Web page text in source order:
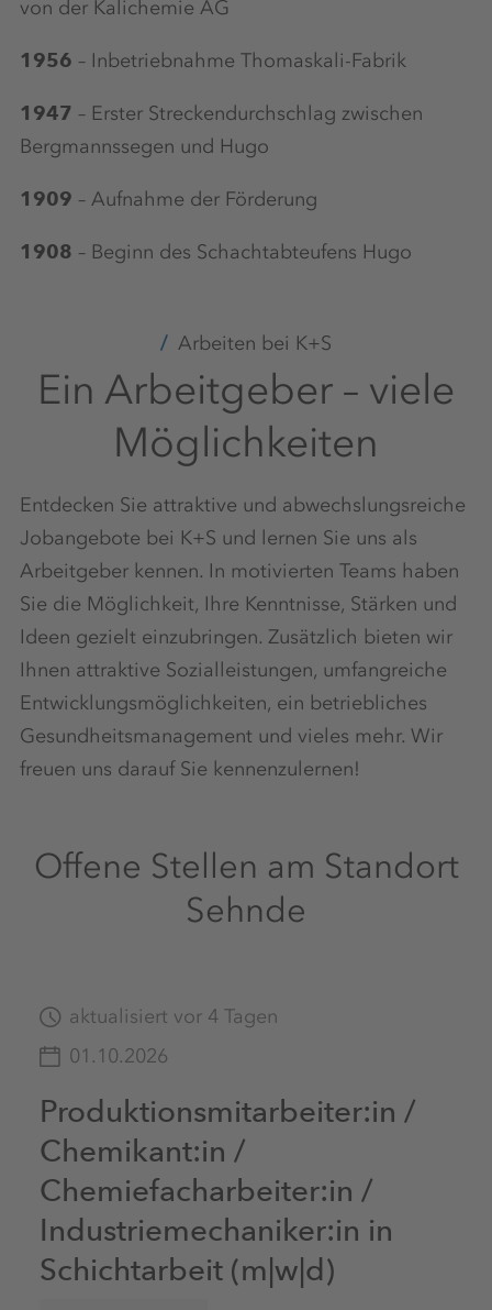
von der Kalichemie AG
1956 – Inbetriebnahme Thomaskali-Fabrik
1947 – Erster Streckendurchschlag zwischen
Bergmannssegen und Hugo
1909 – Aufnahme der Förderung
1908 – Beginn des Schachtabteufens Hugo
Arbeiten bei K+S
Ein Arbeitgeber – viele
Möglichkeiten
Entdecken Sie attraktive und abwechslungsreiche
Jobangebote bei K+S und lernen Sie uns als
Arbeitgeber kennen. In motivierten Teams haben
Sie die Möglichkeit, Ihre Kenntnisse, Stärken und
Ideen gezielt einzubringen. Zusätzlich bieten wir
Ihnen attraktive Sozialleistungen, umfangreiche
Entwicklungsmöglichkeiten, ein betriebliches
Gesundheitsmanagement und vieles mehr. Wir
freuen uns darauf Sie kennenzulernen!
Offene Stellen am Standort
Sehnde
aktualisiert vor 4 Tagen
01.10.2026
Produktionsmitarbeiter:in /
Chemikant:in /
Chemiefacharbeiter:in /
Industriemechaniker:in in
Schichtarbeit (m|w|d)